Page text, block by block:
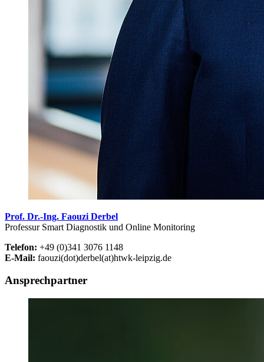
Prof. Dr.-Ing. Faouzi Derbel
Professur Smart Diagnostik und Online Monitoring
Telefon: +49 (0)341 3076 1148
E-Mail: faouzi(dot)derbel(at)htwk-leipzig.de
Ansprechpartner